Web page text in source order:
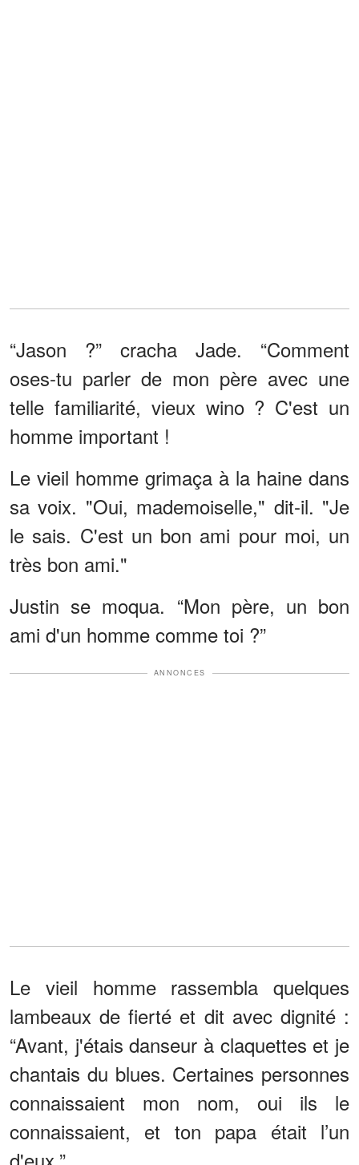
“Jason ?” cracha Jade. “Comment
oses-tu parler de mon père avec une
telle familiarité, vieux wino ? C'est un
homme important !
Le vieil homme grimaça à la haine dans
sa voix. "Oui, mademoiselle," dit-il. "Je
le sais. C'est un bon ami pour moi, un
très bon ami."
Justin se moqua. “Mon père, un bon
ami d'un homme comme toi ?”
ANNONCES
Le vieil homme rassembla quelques
lambeaux de fierté et dit avec dignité :
“Avant, j'étais danseur à claquettes et je
chantais du blues. Certaines personnes
connaissaient mon nom, oui ils le
connaissaient, et ton papa était l’un